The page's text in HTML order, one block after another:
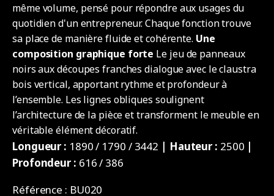
même volume, pensé pour répondre aux usages du
quotidien d'un entrepreneur. Chaque fonction trouve
sa place de manière fluide et cohérente. Une
composition graphique forte Le jeu de panneaux
noirs aux découpes franches dialogue avec le claustra
bois vertical, apportant rythme et profondeur à
l’ensemble. Les lignes obliques soulignent
l’architecture de la pièce et transforment le meuble en
véritable élément décoratif.
Longueur : 1890 / 1790 / 3442 | Hauteur : 2500 |
Profondeur : 616 / 386
Référence : BU020